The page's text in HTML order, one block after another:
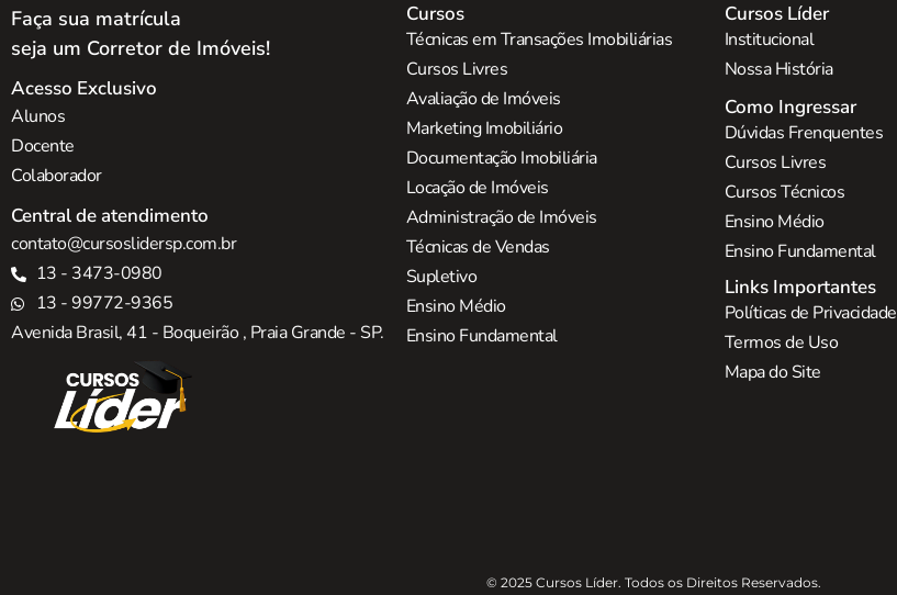
Faça sua matrícula
seja um Corretor de Imóveis!
Acesso Exclusivo
Alunos
Docente
Colaborador
Central de atendimento
contato@cursoslidersp.com.br
13 - 3473-0980
13 - 99772-9365
Avenida Brasil, 41 - Boqueirão , Praia Grande - SP.
Cursos
Técnicas em Transações Imobiliárias
Cursos Livres
Avaliação de Imóveis
Marketing Imobiliário
Documentação Imobiliária
Locação de Imóveis
Administração de Imóveis
Técnicas de Vendas
Supletivo
Ensino Médio
Ensino Fundamental
Cursos Líder
Institucional
Nossa História
Como Ingressar
Dúvidas Frenquentes
Cursos Livres
Cursos Técnicos
Ensino Médio
Ensino Fundamental
Links Importantes
Políticas de Privacidade
Termos de Uso
Mapa do Site
© 2025 Cursos Líder. Todos os Direitos Reservados.